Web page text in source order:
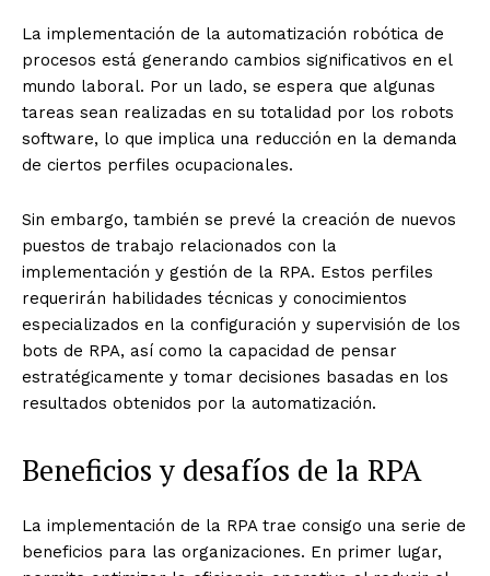
La implementación de la automatización robótica de
procesos está generando cambios significativos en el
mundo laboral. Por un lado, se espera que algunas
tareas sean realizadas en su totalidad por los robots
software, lo que implica una reducción en la demanda
de ciertos perfiles ocupacionales.
Sin embargo, también se prevé la creación de nuevos
puestos de trabajo relacionados con la
implementación y gestión de la RPA. Estos perfiles
requerirán habilidades técnicas y conocimientos
especializados en la configuración y supervisión de los
bots de RPA, así como la capacidad de pensar
estratégicamente y tomar decisiones basadas en los
resultados obtenidos por la automatización.
Beneficios y desafíos de la RPA
La implementación de la RPA trae consigo una serie de
beneficios para las organizaciones. En primer lugar,